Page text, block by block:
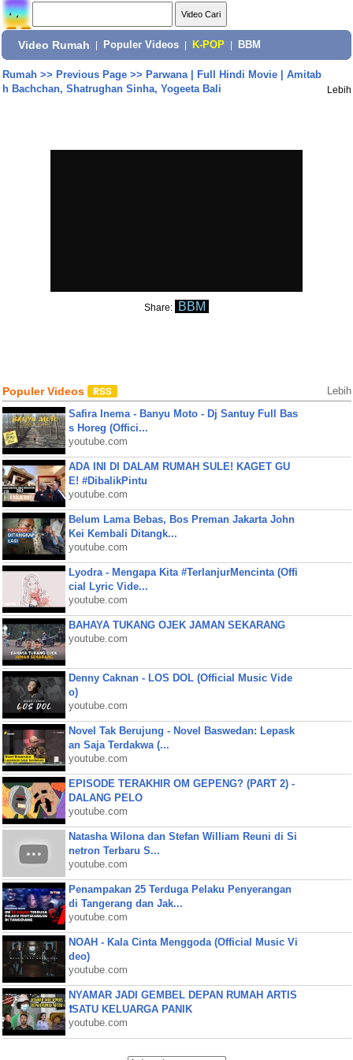
Video Rumah Populer Videos K-POP BBM
Rumah>> Previous Page>> Parwana | Full Hindi Movie | Amitab
h Bachchan, Shatrughan Sinha, Yogeeta Bali
Lebih
Share: BBM
Populer Videos Lebih
Safira Inema - Banyu Moto - Dj Santuy Full Bas
s Horeg (Offici...
youtube.com
ADA INI DI DALAM RUMAH SULE! KAGET GU
E! #DibalikPintu
youtube.com
Belum Lama Bebas, Bos Preman Jakarta John
Kei Kembali Ditangk...
youtube.com
Lyodra - Mengapa Kita #TerlanjurMencinta (Offi
cial Lyric Vide...
youtube.com
BAHAYA TUKANG OJEK JAMAN SEKARANG
youtube.com
Denny Caknan - LOS DOL (Official Music Vide
o)
youtube.com
Novel Tak Berujung - Novel Baswedan: Lepask
an Saja Terdakwa (...
youtube.com
EPISODE TERAKHIR OM GEPENG? (PART 2) -
DALANG PELO
youtube.com
Natasha Wilona dan Stefan William Reuni di Si
netron Terbaru S...
youtube.com
Penampakan 25 Terduga Pelaku Penyerangan
di Tangerang dan Jak...
youtube.com
NOAH - Kala Cinta Menggoda (Official Music Vi
deo)
youtube.com
NYAMAR JADI GEMBEL DEPAN RUMAH ARTIS
❗SATU KELUARGA PANIK
youtube.com